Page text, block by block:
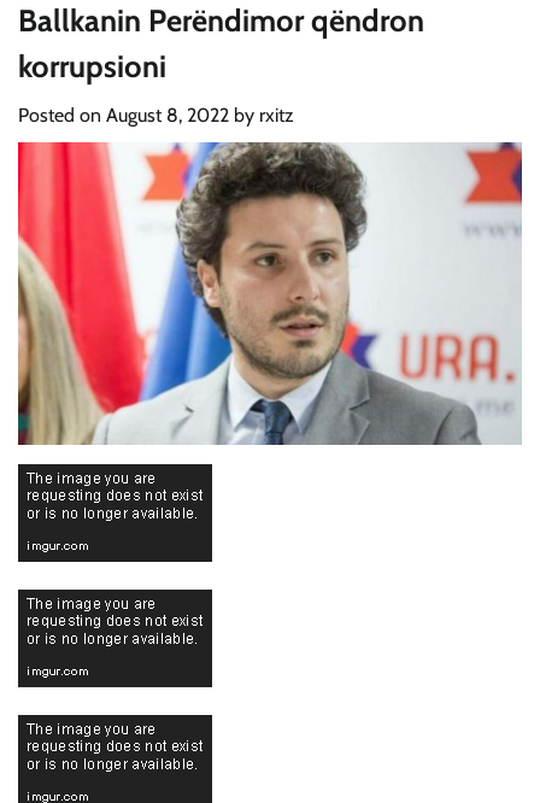
Ballkanin Perëndimor qëndron
korrupsioni
Posted on August 8, 2022 by rxitz